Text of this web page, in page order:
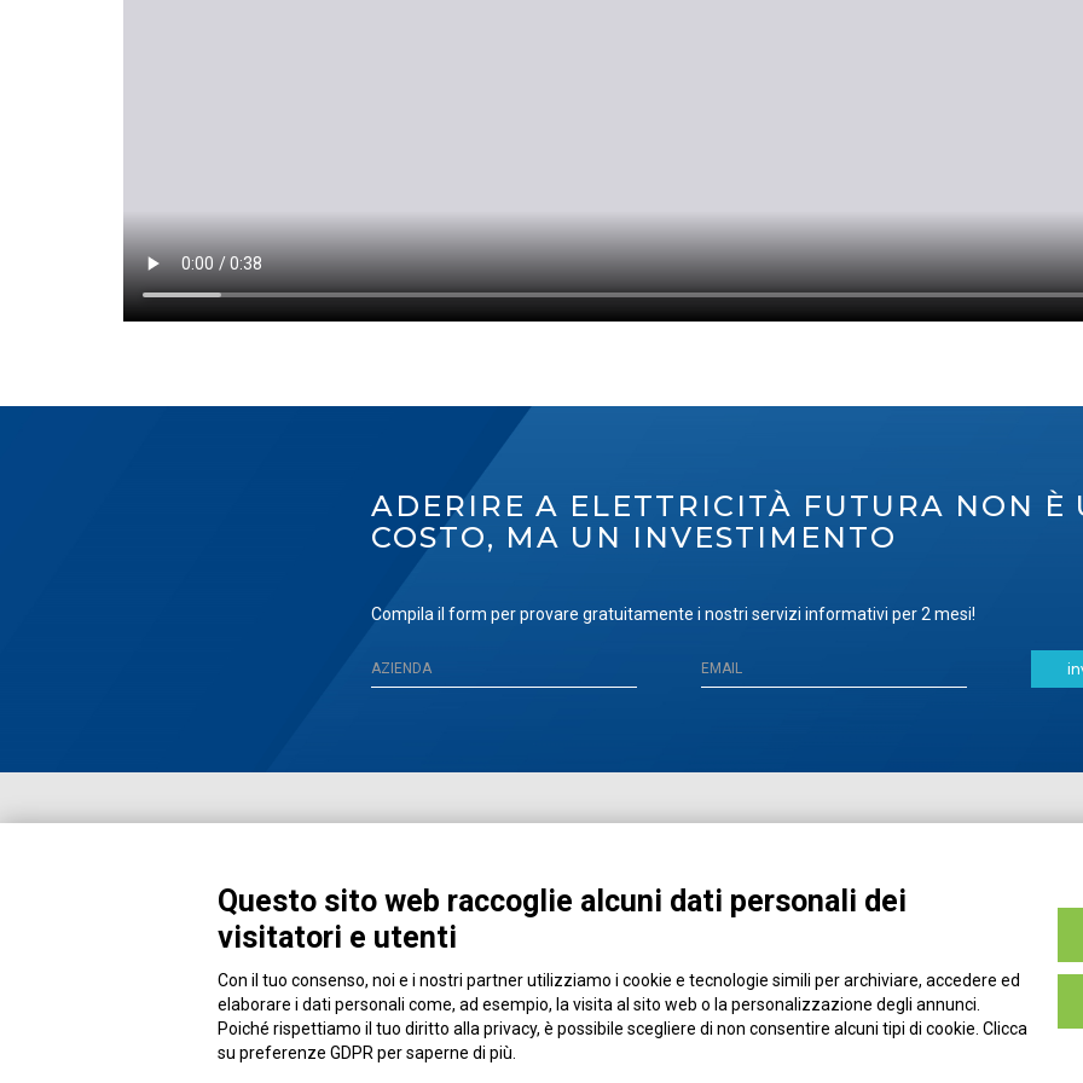
ADERIRE A ELETTRICITÀ FUTURA NON È
COSTO, MA UN INVESTIMENTO
Compila il form per provare gratuitamente i nostri servizi informativi per 2 mesi!
Piazza Alessandria, 24 - 00198 Roma
Registrati
MyPage
Filo diretto
Policy
Media
Eventi e Formazione
Credits
Questo sito web raccoglie alcuni dati personali dei
visitatori e utenti
Con il tuo consenso, noi e i nostri partner utilizziamo i cookie e tecnologie simili per archiviare, accedere ed
elaborare i dati personali come, ad esempio, la visita al sito web o la personalizzazione degli annunci.
Poiché rispettiamo il tuo diritto alla privacy, è possibile scegliere di non consentire alcuni tipi di cookie. Clicca
su preferenze GDPR per saperne di più.